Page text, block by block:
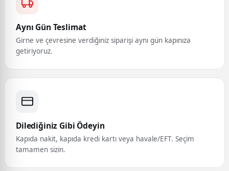
Aynı Gün Teslimat
Girne ve çevresine verdiğiniz siparişi aynı gün kapınıza
getiriyoruz.
Dilediğiniz Gibi Ödeyin
Kapıda nakit, kapıda kredi kartı veya havale/EFT. Seçim
tamamen sizin.